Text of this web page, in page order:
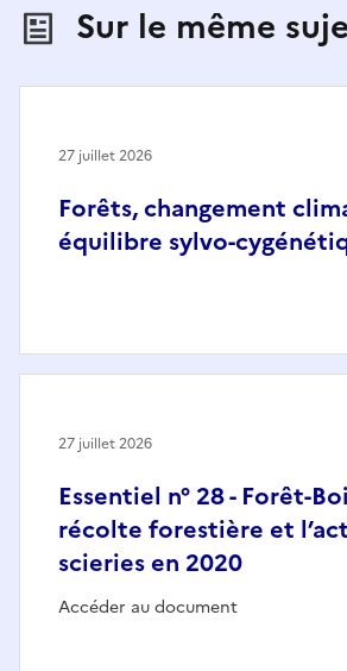
Sur le même
Forêts, changement
équilibre sylvo-
27 juillet 2026
Essentiel n° 28 - Forêt-
récolte forestière et
scieries en 2020
Accéder au document
27 juillet 2026